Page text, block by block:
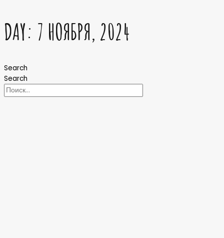
DAY: 7 НОЯБРЯ, 2024
Search
Search